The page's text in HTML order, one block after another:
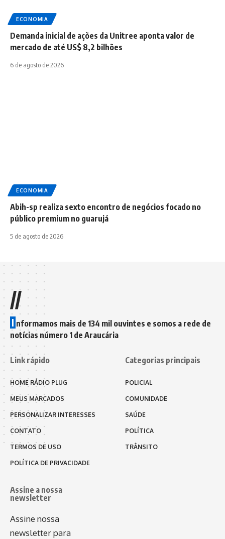
ECONOMIA
Demanda inicial de ações da Unitree aponta valor de
mercado de até US$ 8,2 bilhões
6 de agosto de 2026
ECONOMIA
Abih-sp realiza sexto encontro de negócios focado no
público premium no guarujá
5 de agosto de 2026
//
I nformamos mais de 134 mil ouvintes e somos a rede de
notícias número 1 de Araucária
Link rápido
HOME RÁDIO PLUG
MEUS MARCADOS
PERSONALIZAR INTERESSES
CONTATO
TERMOS DE USO
POLÍTICA DE PRIVACIDADE
Categorias principais
POLICIAL
COMUNIDADE
SAÚDE
POLÍTICA
TRÂNSITO
Assine a nossa
newsletter
Assine nossa
newsletter para